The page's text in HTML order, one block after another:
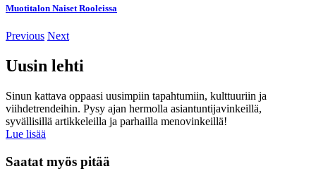
Muotitalon Naiset Rooleissa
Previous Next
Uusin lehti
Sinun kattava oppaasi uusimpiin tapahtumiin, kulttuuriin ja
viihdetrendeihin. Pysy ajan hermolla asiantuntijavinkeillä,
syvällisillä artikkeleilla ja parhailla menovinkeillä!
Lue lisää
Saatat myös pitää